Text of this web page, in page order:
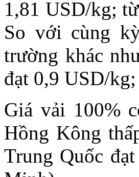
1,81 USD/kg;
So với cùng
trường khác
đạt 0,9 USD/
Giá vải 100%
Hồng Kông
Trung Quốc